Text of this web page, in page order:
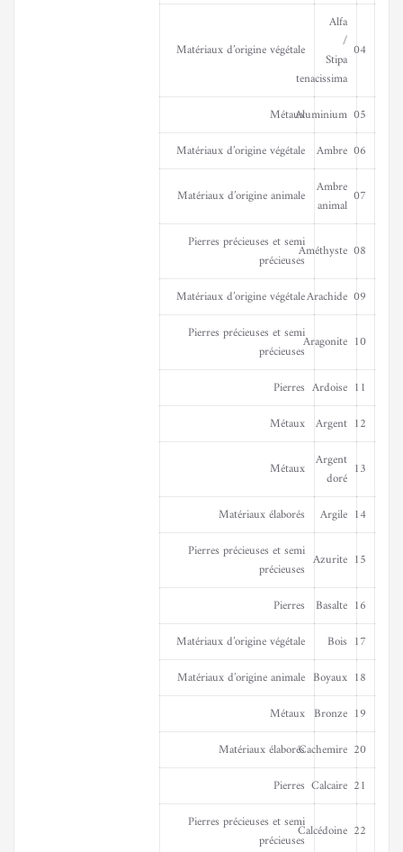
04
Alfa
/
Stipa
tenacissima
Matériaux d’origine végétale
05
Aluminium
Métaux
06
Ambre
Matériaux d’origine végétale
07
Ambre
animal
Matériaux d’origine animale
08
Améthyste
Pierres précieuses et semi
précieuses
09
Arachide
Matériaux d’origine végétale
10
Aragonite
Pierres précieuses et semi
précieuses
11
Ardoise
Pierres
12
Argent
Métaux
13
Argent
doré
Métaux
14
Argile
Matériaux élaborés
15
Azurite
Pierres précieuses et semi
précieuses
16
Basalte
Pierres
17
Bois
Matériaux d’origine végétale
18
Boyaux
Matériaux d’origine animale
19
Bronze
Métaux
20
Cachemire
Matériaux élaborés
21
Calcaire
Pierres
22
Calcédoine
Pierres précieuses et semi
précieuses